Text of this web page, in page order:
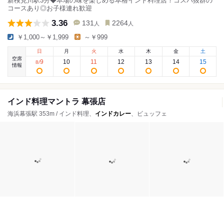
コースあり◎お子様連れ歓迎
3.36 131 人 2264 人
￥1,000～￥1,999 ～￥999
空席
情報
日
8/9
月
10
火
11
水
12
木
13
金
14
土
15
インド料理マントラ 幕張店
海浜幕張駅 353m / インド料理、 インドカレー、ビュッフェ